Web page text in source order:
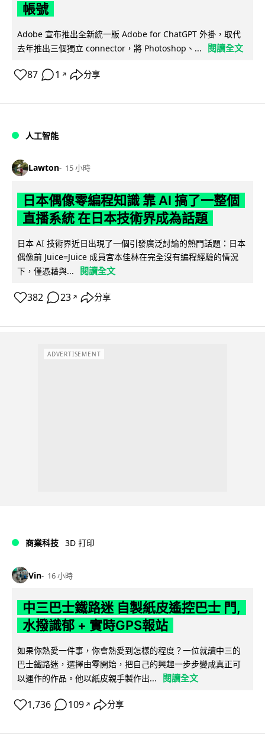
帳號
Adobe 宣布推出全新統一版 Adobe for ChatGPT 外掛，取代
去年推出三個獨立 connector，將 Photoshop、...
閱讀全文
87 1 ↗ 分享
人工智能
Lawton 15 小時
日本偶像零編程知識 靠 AI 搞了一整個
直播系統 在日本技術界成為話題
日本 AI 技術界近日出現了一個引發廣泛討論的熱門話題：日本
偶像前 Juice=Juice 成員宮本佳林在完全沒有編程經驗的情況
下，僅憑藉與...
閱讀全文
382 23 ↗ 分享
ADVERTISEMENT
商業科技 3D 打印
Vin 16 小時
中三巴士鐵路迷 自製紙皮遙控巴士 門,
水撥識郁 + 實時GPS報站
如果你熱愛一件事，你會熱愛到怎樣的程度？一位就讀中三的
巴士鐵路迷，選擇由零開始，把自己的興趣一步步變成真正可
以運作的作品。他以紙皮親手製作出...
閱讀全文
1,736 109 ↗ 分享